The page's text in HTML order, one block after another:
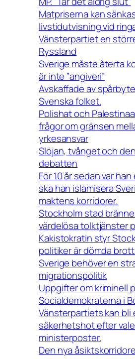
Matpriserna kan
livstidutvisning vid
Vänsterpartiet en
Ryssland
Sverige måste återta
är inte ”angiveri”
Avskaffade av
Svenska folket.
Polishat och
frågor om gränsen
yrkesansvar
Slöjan, tvånget och
debatten
För 10 år sedan var
ska han islamisera
maktens korridorer.
Stockholm stad
värdelösa tolktjänster
Kakistokratin styr
politiker är dömda
Sverige behöver en
migrationspolitik
Uppgifter om kriminell
Socialdemokraterna i
Vänsterpartiets kan bli
säkerhetshot efter
ministerposter.
Den nya